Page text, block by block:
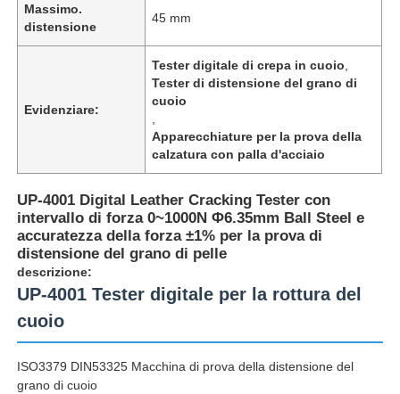
Casa
Prodotti
Chi siamo
Massimo.
distensione
45 mm
Evidenziare:
Tester digitale di crepa in cuoio
Tester di distensione del grano di
cuoio
Apparecchiature per la prova della
calzatura con palla d'acciaio
UP-4001 Digital Leather Cracking Tester con
intervallo di forza 0~1000N Φ6.35mm Ball Steel e
accuratezza della forza ±1% per la prova di
distensione del grano di pelle
descrizione:
UP-4001 Tester digitale per la rottura del
cuoio
ISO3379 DIN53325 Macchina di prova della distensione del
grano di cuoio